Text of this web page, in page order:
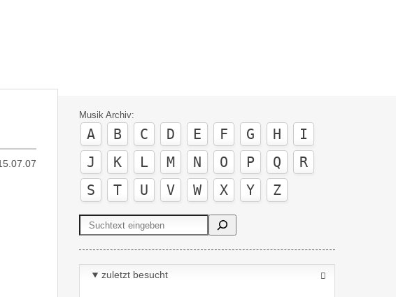
Musik Archiv:
A B C D E F G H
I
J
K L M N O P Q
R
S
T U V W X Y Z
Suchen
zuletzt besucht